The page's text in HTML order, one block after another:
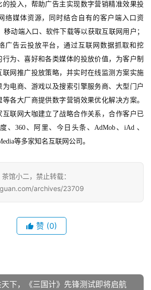
的投入，帮助广告主实现数字营销精准效果投
络媒体资源，同时结合自有的客户端入口资
移动端入口、软件下载等以获取互联网用户；
广告云投放平台，通过互联网数据抓取和挖
为、喜好和各类媒体的投放价值，为客户制
联网推广投放策略，并实时在线监测方案实施
电商、游戏以及搜索引擎服务商、大型门户
各大厂商提供数字营销效果优化解决方案。
互联网大咖建立了战略合作关系，合作客户已
、360、阿里、 今日头条 、AdMob、iAd 、
等多家知名互联网公司。
馆小二，禁止转载：
archives/23709
赞 (0)
下，《三国计》先锋测试即将启航